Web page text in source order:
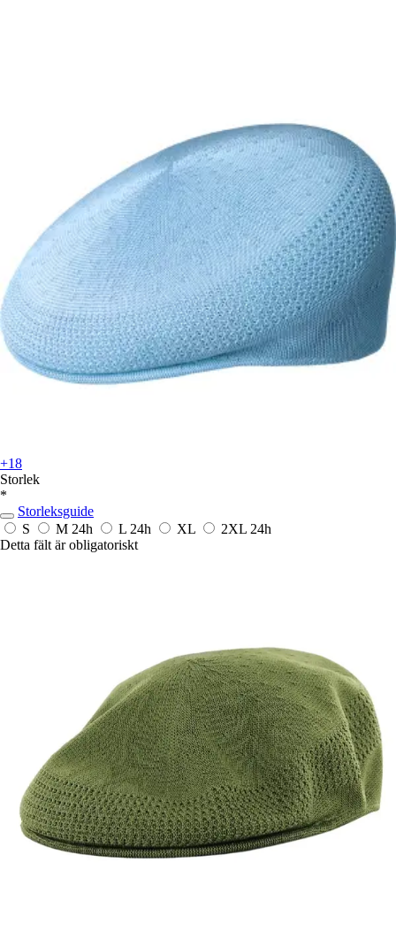
+18
Storlek
*
Storleksguide
S
M 24h L 24h XL 2XL 24h
Detta fält är obligatoriskt